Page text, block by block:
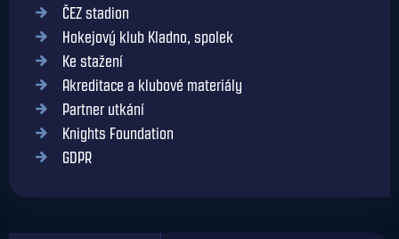
ČEZ stadion
Hokejový klub Kladno, spolek
Ke stažení
Akreditace a klubové materiály
Partner utkání
Knights Foundation
GDPR